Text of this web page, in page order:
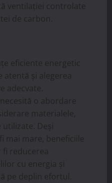
ventilației controlate
de carbon.
eficiente energetic
atentă și alegerea
adecvate.
o abordare
materialele,
Deși
mai mare, beneficiile
fi reducerea
cu energia și
pe deplin efortul.